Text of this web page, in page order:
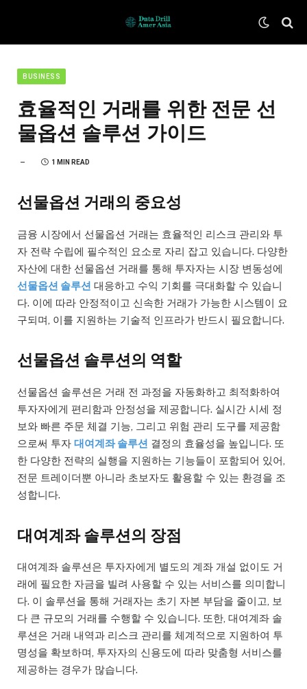
BUSINESS
효율적인 거래를 위한 전문 선
물옵션 솔루션 가이드
1 MIN READ
선물옵션 거래의 중요성
금융 시장에서 선물옵션 거래는 효율적인 리스크 관리와 투
자 전략 수립에 필수적인 요소로 자리 잡고 있습니다. 다양한
자산에 대한 선물옵션 거래를 통해 투자자는 시장 변동성에
선물옵션 솔루션 대응하고 수익 기회를 극대화할 수 있습니
다. 이에 따라 안정적이고 신속한 거래가 가능한 시스템이 요
구되며, 이를 지원하는 기술적 인프라가 반드시 필요합니다.
선물옵션 솔루션의 역할
선물옵션 솔루션은 거래 전 과정을 자동화하고 최적화하여
투자자에게 편리함과 안정성을 제공합니다. 실시간 시세 정
보와 빠른 주문 체결 기능, 그리고 위험 관리 도구를 제공함
으로써 투자 대여계좌 솔루션 결정의 효율성을 높입니다. 또
한 다양한 전략의 실행을 지원하는 기능들이 포함되어 있어,
전문 트레이더뿐 아니라 초보자도 활용할 수 있는 환경을 조
성합니다.
대여계좌 솔루션의 장점
대여계좌 솔루션은 투자자에게 별도의 계좌 개설 없이도 거
래에 필요한 자금을 빌려 사용할 수 있는 서비스를 의미합니
다. 이 솔루션을 통해 거래자는 초기 자본 부담을 줄이고, 보
다 큰 규모의 거래를 수행할 수 있습니다. 또한, 대여계좌 솔
루션은 거래 내역과 리스크 관리를 체계적으로 지원하여 투
명성을 확보하며, 투자자의 신용도에 따라 맞춤형 서비스를
제공하는 경우가 많습니다.